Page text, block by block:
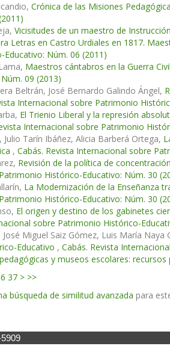
Crónica de las Misiones
Vicisitudes de un maestro de
Letras en Castro Urdiales en 1817.
Núm. 06 (2011)
Maestros cántabros en la Guerra
09 (2013)
Beltrán, José Bernardo Galindo Ángel,
Internacional sobre Patrimonio
El Trienio Liberal y la represión
Internacional sobre Patrimonio
Julio Tarín Ibáñez, Alicia Barberá Ortega,
, Cabás. Revista Internacional sobre
Revisión de la política de
Histórico-Educativo: Núm. 30
La Modernización de la Enseñanza
Histórico-Educativo: Núm. 30
El origen y destino de los gabinetes
sobre Patrimonio Histórico-
Miguel Saiz Gómez, Luis María Naya
Educativo , Cabás. Revista
y museos escolares:
37 > >>
búsqueda de similitud avanzada para